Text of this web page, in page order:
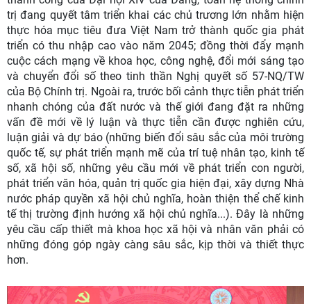
trị đang quyết tâm triển khai các chủ trương lớn nhằm hiện
thực hóa mục tiêu đưa Việt Nam trở thành quốc gia phát
triển có thu nhập cao vào năm 2045; đồng thời đẩy mạnh
cuộc cách mạng về khoa học, công nghệ, đổi mới sáng tạo
và chuyển đổi số theo tinh thần Nghị quyết số 57-NQ/TW
của Bộ Chính trị. Ngoài ra, trước bối cảnh thực tiễn phát triển
nhanh chóng của đất nước và thế giới đang đặt ra những
vấn đề mới về lý luận và thực tiễn cần được nghiên cứu,
luận giải và dự báo (những biến đổi sâu sắc của môi trường
quốc tế, sự phát triển mạnh mẽ của trí tuệ nhân tạo, kinh tế
số, xã hội số, những yêu cầu mới về phát triển con người,
phát triển văn hóa, quản trị quốc gia hiện đại, xây dựng Nhà
nước pháp quyền xã hội chủ nghĩa, hoàn thiện thể chế kinh
tế thị trường định hướng xã hội chủ nghĩa...). Đây là những
yêu cầu cấp thiết mà khoa học xã hội và nhân văn phải có
những đóng góp ngày càng sâu sắc, kịp thời và thiết thực
hơn.